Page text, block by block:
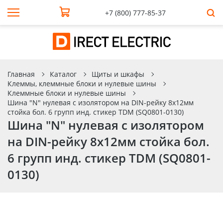
+7 (800) 777-85-37
Главная Каталог
Щиты и шкафы
Клеммы, клеммные блоки и нулевые шины
Клеммные блоки и нулевые шины
Шина "N" нулевая с изолятором на DIN-рейку 8x12мм
стойка бол. 6 групп инд. стикер TDM (SQ0801-0130)
Шина "N" нулевая с изолятором
на DIN-рейку 8x12мм стойка бол.
6 групп инд. стикер TDM (SQ0801-
0130)